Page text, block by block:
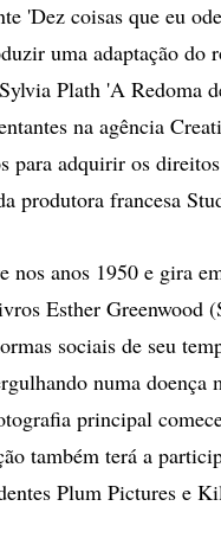
'Dez coisas que eu
uma adaptação do
Plath 'A Redoma
na agência
para adquirir os direitos
produtora francesa
nos anos 1950 e gira
Esther Greenwood
sociais de seu
numa doença
principal
também terá a
Plum Pictures e